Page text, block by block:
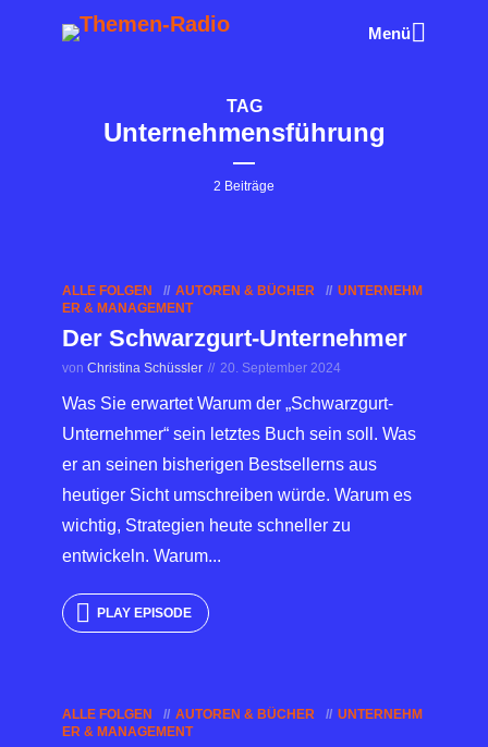
Menü
TAG
Unternehmensführung
2 Beiträge
ALLE FOLGEN AUTOREN & BÜCHER
UNTERNEHM
ER & MANAGEMENT
Der Schwarzgurt-Unternehmer
von Christina Schüssler 20. September 2024
Was Sie erwartet Warum der „Schwarzgurt-
Unternehmer“ sein letztes Buch sein soll. Was
er an seinen bisherigen Bestsellerns aus
heutiger Sicht umschreiben würde. Warum es
wichtig, Strategien heute schneller zu
entwickeln. Warum...
PLAY EPISODE
ALLE FOLGEN AUTOREN & BÜCHER
UNTERNEHM
ER & MANAGEMENT